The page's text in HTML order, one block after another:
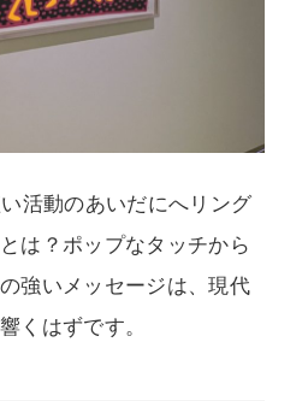
活動のあいだにへリング
は？ポップなタッチから
強いメッセージは、現代
くはずです。